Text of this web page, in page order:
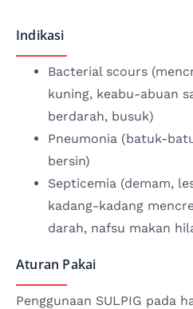
Indikasi
Bacterial scours
kuning, keabu-abuan
berdarah, busuk)
Pneumonia (batuk-
bersin)
Septicemia (demam,
kadang-kadang
darah, nafsu makan
Aturan Pakai
Penggunaan SULPIG pada